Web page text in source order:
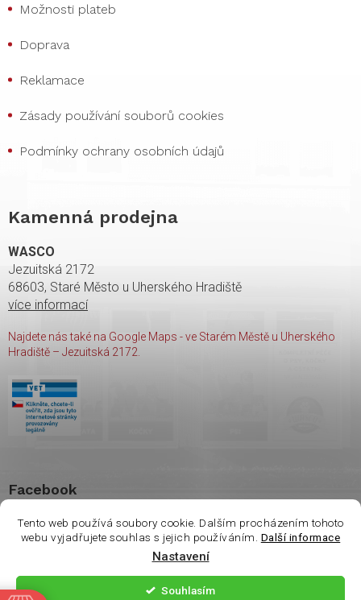
Tento web používá soubory cookie. Dalším procházením tohoto
webu vyjadřujete souhlas s jejich používáním. Další informace
Nastavení
Souhlasím
Možnosti plateb
Doprava
Reklamace
Zásady používání souborů cookies
Podmínky ochrany osobních údajů
Kamenná prodejna
WASCO
Jezuitská 2172
68603, Staré Město u Uherského Hradiště
více informací
Najdete nás také na Google Maps - ve Starém Městě u Uherského
Hradiště – Jezuitská 2172.
Facebook
Copyright 2026 shop Wasco. Všechna práva vyhrazena.